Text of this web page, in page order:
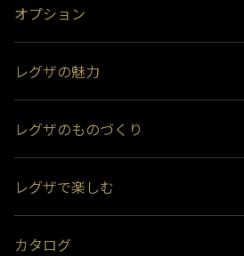
オプション
レグザの魅力
レグザのものづくり
スペシャルコンテンツ
受賞履歴
レグザで楽しむ
カタログ